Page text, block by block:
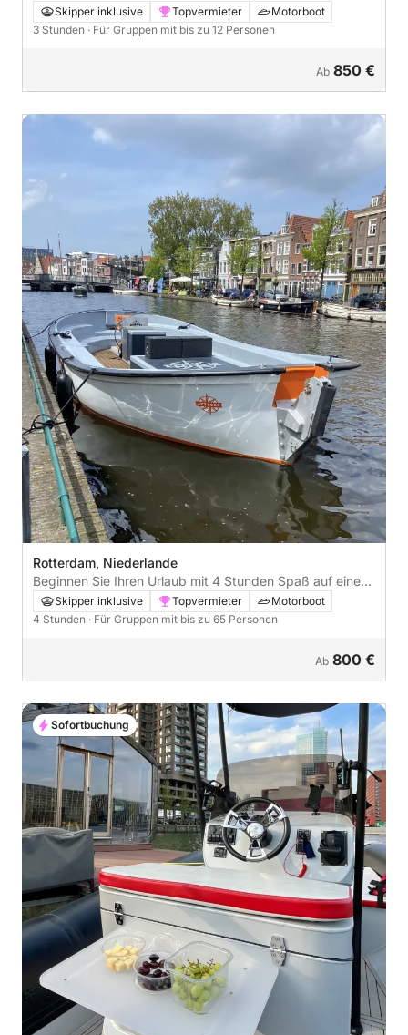
einem Motorboot
Skipper inklusive Topvermieter
Motorboot
3 Stunden · Für Gruppen mit bis zu 12 Personen
Ab 850 €
Rotterdam, Niederlande
Beginnen Sie Ihren Urlaub mit 4 Stunden Spaß auf einem
Motorboot
Skipper inklusive Topvermieter
Motorboot
4 Stunden · Für Gruppen mit bis zu 65 Personen
Ab 800 €
Sofortbuchung